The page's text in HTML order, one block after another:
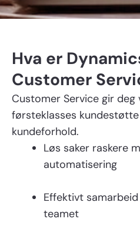
Hva er
Customer
Customer Service gir
førsteklasses
kundeforhold.
Løs saker raskere
automatisering
Effektivt
teamet